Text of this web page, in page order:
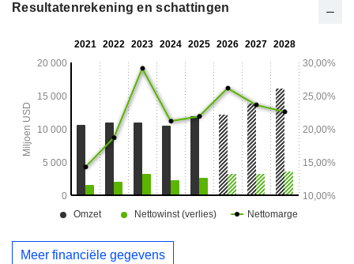
Resultatenrekening en schattingen
Meer financiële gegevens